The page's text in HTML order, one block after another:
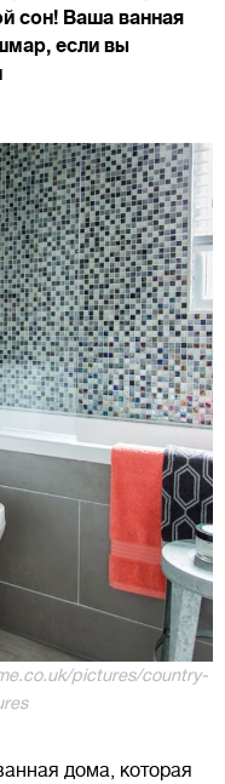
сон! Ваша ванная
если вы
pictures/country-
дома, которая